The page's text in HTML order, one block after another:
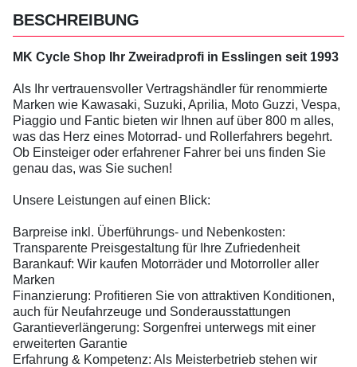
BESCHREIBUNG
MK Cycle Shop Ihr Zweiradprofi in Esslingen seit 1993
Als Ihr vertrauensvoller Vertragshändler für renommierte
Marken wie Kawasaki, Suzuki, Aprilia, Moto Guzzi, Vespa,
Piaggio und Fantic bieten wir Ihnen auf über 800 m alles,
was das Herz eines Motorrad- und Rollerfahrers begehrt.
Ob Einsteiger oder erfahrener Fahrer bei uns finden Sie
genau das, was Sie suchen!
Unsere Leistungen auf einen Blick:
Barpreise inkl. Überführungs- und Nebenkosten:
Transparente Preisgestaltung für Ihre Zufriedenheit
Barankauf: Wir kaufen Motorräder und Motorroller aller
Marken
Finanzierung: Profitieren Sie von attraktiven Konditionen,
auch für Neufahrzeuge und Sonderausstattungen
Garantieverlängerung: Sorgenfrei unterwegs mit einer
erweiterten Garantie
Erfahrung & Kompetenz: Als Meisterbetrieb stehen wir